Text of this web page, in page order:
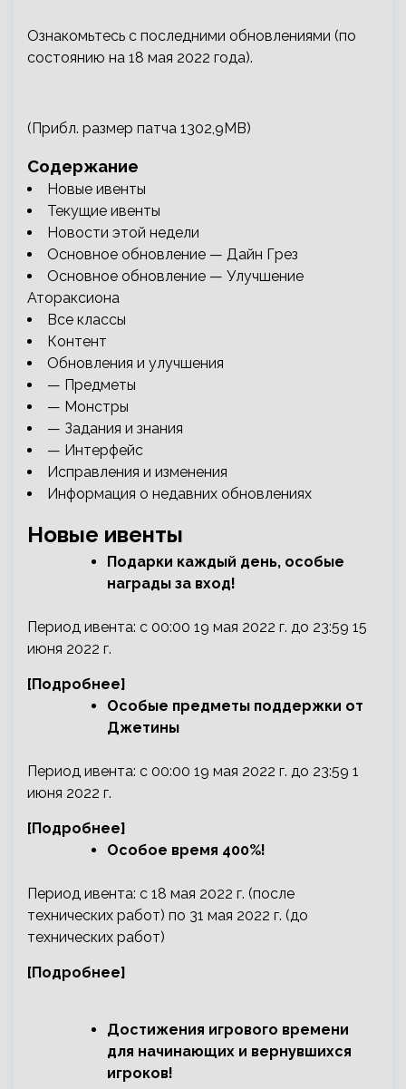
Ознакомьтесь с последними обновлениями (по
состоянию на 18 мая 2022 года).
(Прибл. размер патча 1302,9MB)
Содержание
Новые ивенты
Текущие ивенты
Новости этой недели
Основное обновление — Дайн Грез
Основное обновление — Улучшение
Атораксиона
Все классы
Контент
Обновления и улучшения
— Предметы
— Монстры
— Задания и знания
— Интерфейс
Исправления и изменения
Информация о недавних обновлениях
Новые ивенты
Подарки каждый день, особые
награды за вход!
Период ивента: с 00:00 19 мая 2022 г. до 23:59 15
июня 2022 г.
[Подробнее]
Особые предметы поддержки от
Джетины
Период ивента: с 00:00 19 мая 2022 г. до 23:59 1
июня 2022 г.
[Подробнее]
Особое время 400%!
Период ивента: с 18 мая 2022 г. (после
технических работ) по 31 мая 2022 г. (до
технических работ)
[Подробнее]
Достижения игрового времени
для начинающих и вернувшихся
игроков!